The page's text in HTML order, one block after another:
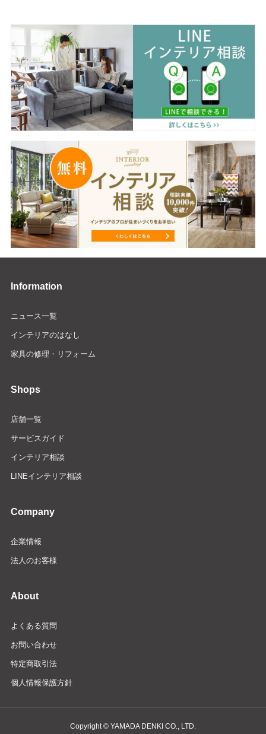
Information
ニュース一覧
インテリアのはなし
家具の修理・リフォーム
Shops
店舗一覧
サービスガイド
インテリア相談
LINEインテリア相談
Company
企業情報
法人のお客様
About
よくある質問
お問い合わせ
特定商取引法
個人情報保護方針
Copyright © YAMADA DENKI CO., LTD.